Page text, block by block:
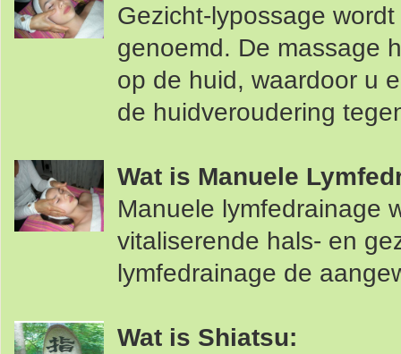
Gezicht-lypossage
genoemd. De massage
op de huid, waardoor u
de huidveroudering
Wat is Manuele
Manuele lymfedrainage
vitaliserende hals- en
lymfedrainage de
Wat is Shiatsu: